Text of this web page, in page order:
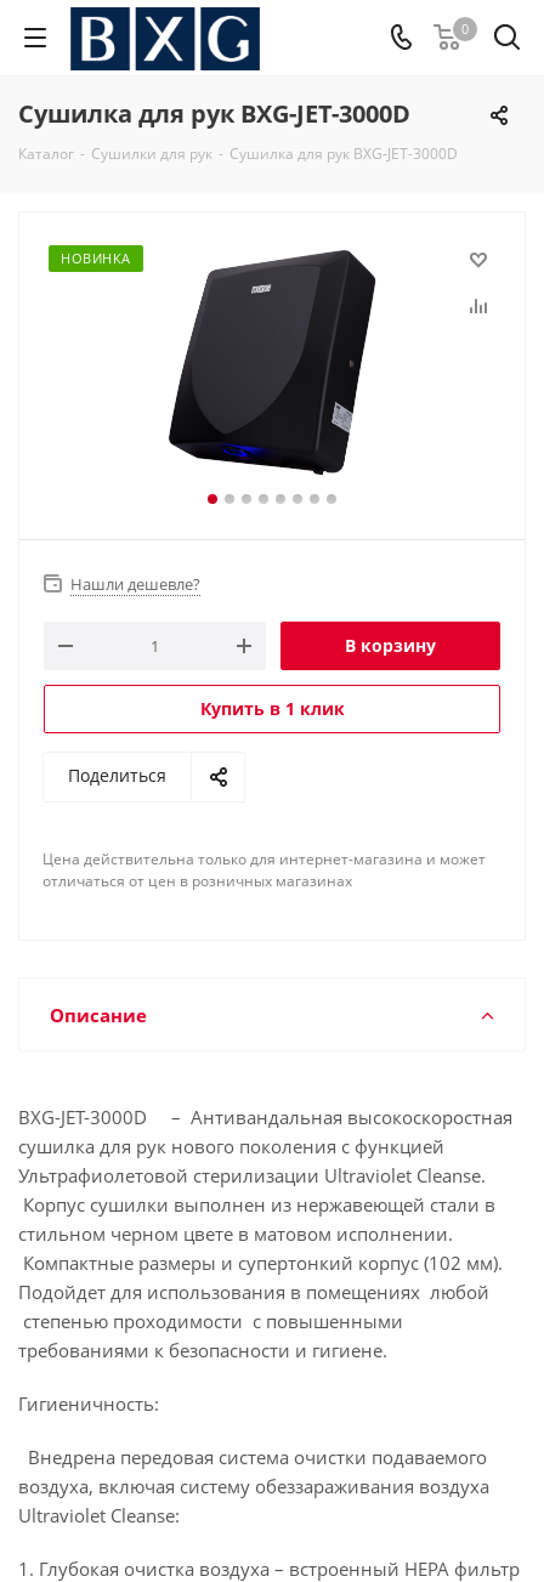
0
Сушилка для рук BXG-JET-3000D
Каталог - Сушилки для рук - Сушилка для рук BXG-JET-3000D
НОВИНКА
Нашли дешевле?
В корзину
Купить в 1 клик
Поделиться
Цена действительна только для интернет-магазина и может
отличаться от цен в розничных магазинах
Описание
BXG-JET-3000D – Антивандальная высокоскоростная
сушилка для рук нового поколения с функцией
Ультрафиолетовой стерилизации Ultraviolet Cleanse.
Корпус сушилки выполнен из нержавеющей стали в
стильном черном цвете в матовом исполнении.
Компактные размеры и супертонкий корпус (102 мм).
Подойдет для использования в помещениях любой
степенью проходимости с повышенными
требованиями к безопасности и гигиене.
Гигиеничность:
Внедрена передовая система очистки подаваемого
воздуха, включая систему обеззараживания воздуха
Ultraviolet Cleanse:
1. Глубокая очистка воздуха – встроенный НЕРА фильтр